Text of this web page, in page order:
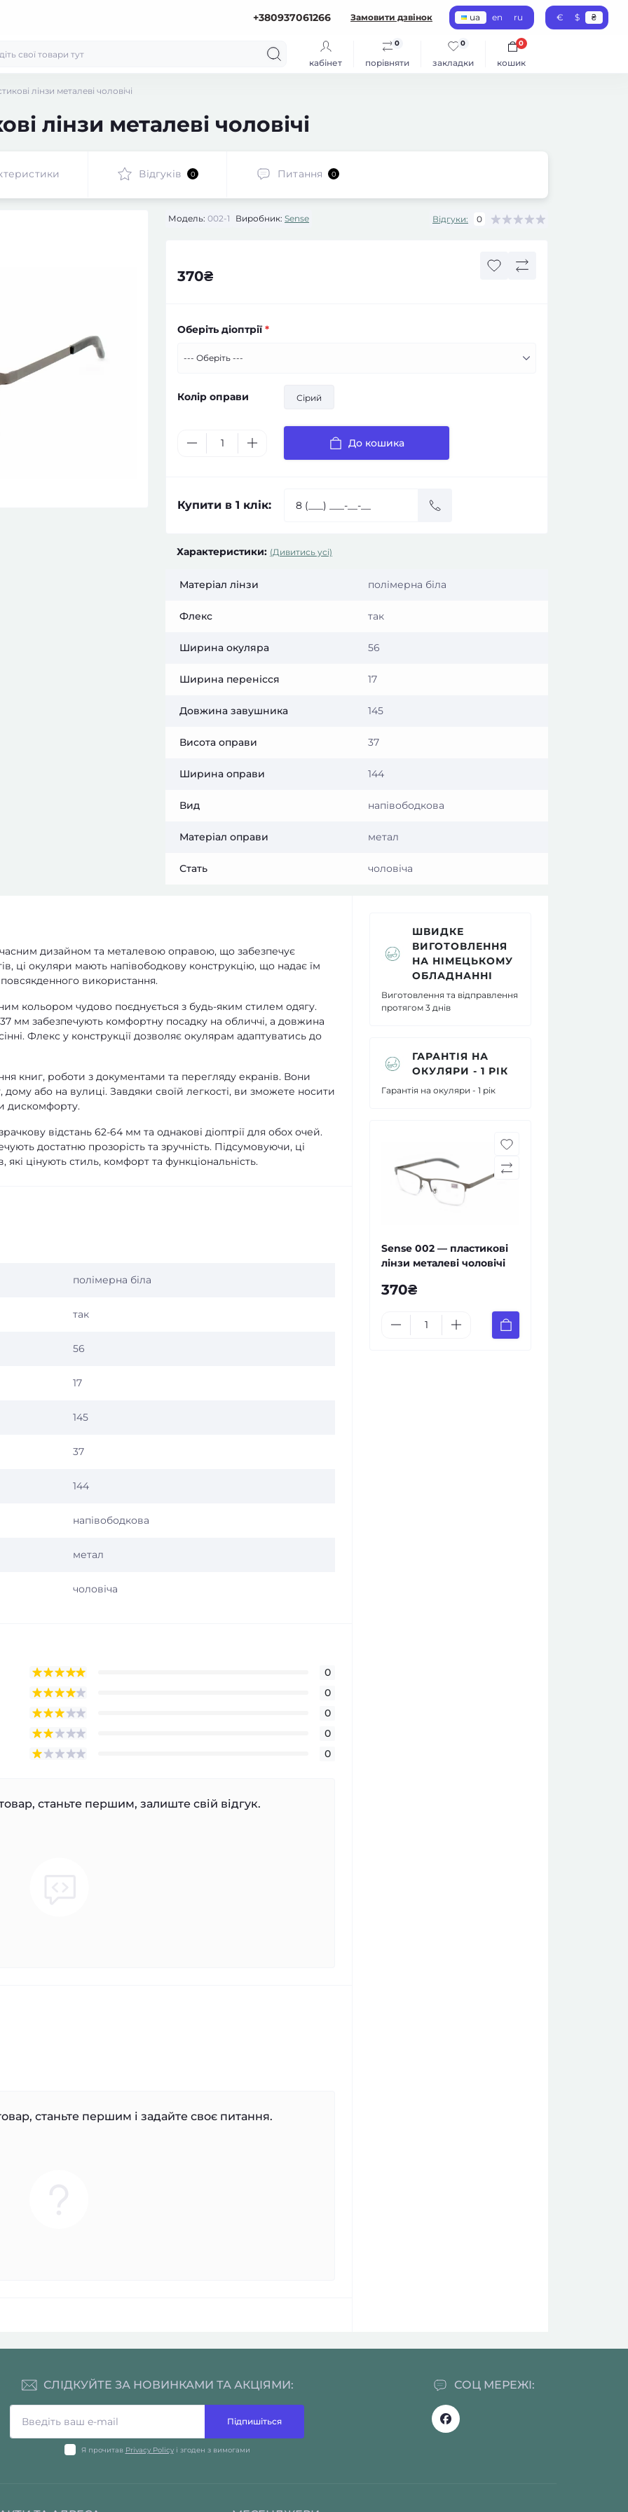
+380937061266 Замовити дзвінок ua en ru € $ ₴
кабінет порівняти
0
закладки
0
кошик
0
лінзи металеві чоловічі
лінзи металеві чоловічі
Відгуків 0 Питання 0
Модель: 002-1 Виробник: Sense Відгуки: 0
370₴
Оберіть діоптрії*
Колір оправи Сірий
До кошика
Купити в 1 клік:
Характеристики: (Дивитись усі)
Матеріал лінзи полімерна біла
Флекс так
Ширина окуляра 56
Ширина перенісся 17
Довжина завушника 145
Висота оправи 37
Ширина оправи 144
Вид напівободкова
Матеріал оправи метал
Стать чоловіча
дизайном та металевою оправою, що забезпечує
ці окуляри мають напівободкову конструкцію, що надає їм
використання.
кольором чудово поєднується з будь-яким стилем одягу.
мм забезпечують комфортну посадку на обличчі, а довжина
Флекс у конструкції дозволяє окулярам адаптуватись до
книг, роботи з документами та перегляду екранів. Вони
або на вулиці. Завдяки своїй легкості, ви зможете носити
дискомфорту.
відстань 62-64 мм та однакові діоптрії для обох очей.
достатню прозорість та зручність. Підсумовуючи, ці
цінують стиль, комфорт та функціональність.
полімерна біла
так
56
17
145
37
144
напівободкова
метал
чоловіча
0
0
0
0
0
станьте першим, залиште свій відгук.
станьте першим і задайте своє питання.
ШВИДКЕ
ВИГОТОВЛЕННЯ
НА НІМЕЦЬКОМУ
ОБЛАДНАННІ
Виготовлення та відправлення
протягом 3 днів
ГАРАНТІЯ НА
ОКУЛЯРИ - 1 РІК
Гарантія на окуляри - 1 рік
Sense 002 — пластикові
лінзи металеві чоловічі
370₴
СОЦ МЕРЕЖІ:
СЛІДКУЙТЕ ЗА НОВИНКАМИ ТА АКЦІЯМИ:
Підпишіться
Я прочитав Privacy Policyі згоден з вимогами